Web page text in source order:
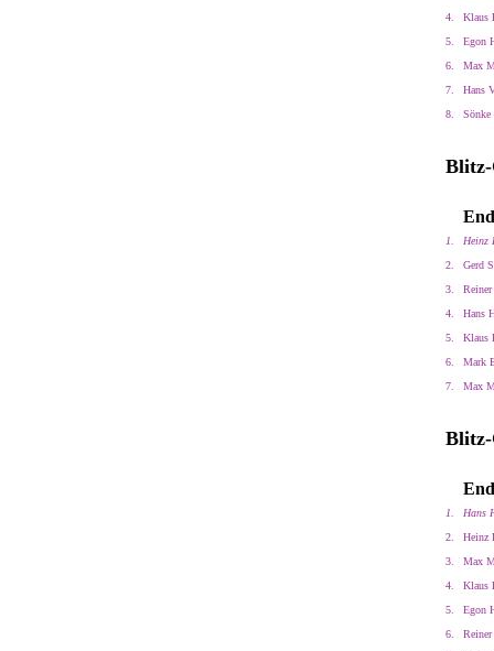
4.
Klaus
5.
Egon
6.
Max
7.
Hans
8.
Sönke
1.
Heinz
2.
Gerd
3.
4.
Hans
5.
Klaus
6.
Mark
7.
Max
1.
Hans
2.
Heinz
3.
Max
4.
Klaus
5.
Egon
6.